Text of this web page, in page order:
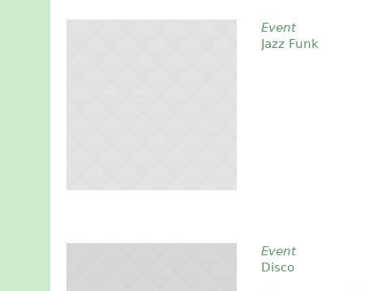
Event
Jazz Funk
Event
Disco